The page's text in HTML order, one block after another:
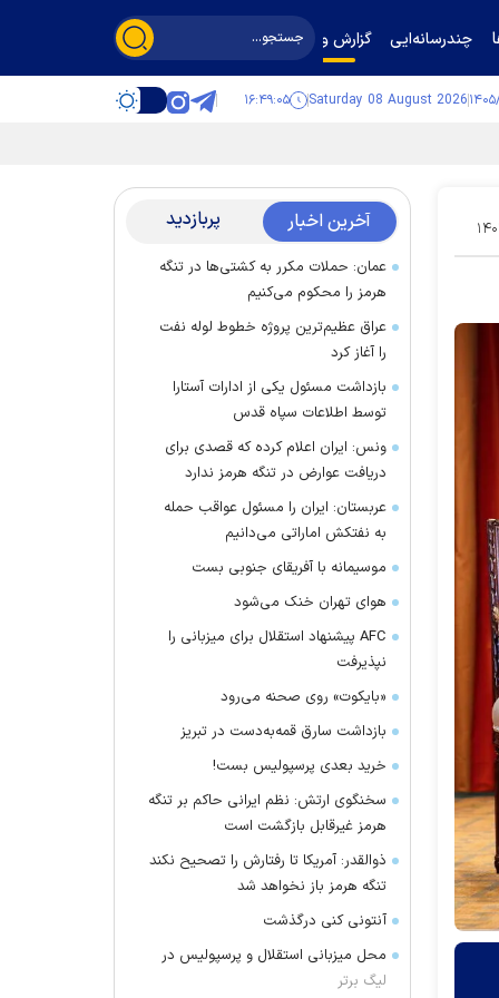
چندرسانه‌ایی گزارش و گفت‌وگو
Saturday 08 August 2026 ۱۶:۴۹:۰۶
۲۹ آخرین اخبار پربازدید
عمان: حملات مکرر به کشتی‌ها در تنگه
هرمز را محکوم می‌کنیم
عراق عظیم‌ترین پروژه خطوط لوله نفت
را آغاز کرد
بازداشت مسئول یکی از ادارات آستارا
توسط اطلاعات سپاه قدس
ونس: ایران اعلام کرده که قصدی برای
دریافت عوارض در تنگه هرمز ندارد
عربستان: ایران را مسئول عواقب حمله
به نفتکش اماراتی می‌دانیم
موسیمانه با آفریقای جنوبی بست
هوای تهران خنک می‌شود
AFC پیشنهاد استقلال برای میزبانی را
نپذیرفت
«بایکوت» روی صحنه می‌رود
بازداشت سارق قمه‌به‌دست در تبریز
خرید بعدی پرسپولیس بست!
سخنگوی ارتش: نظم ایرانی حاکم بر تنگه
هرمز غیرقابل بازگشت است
ذوالقدر: آمریکا تا رفتارش را تصحیح نکند
تنگه هرمز باز نخواهد شد
آنتونی کنی درگذشت
محل میزبانی استقلال و پرسپولیس در
لیگ برتر